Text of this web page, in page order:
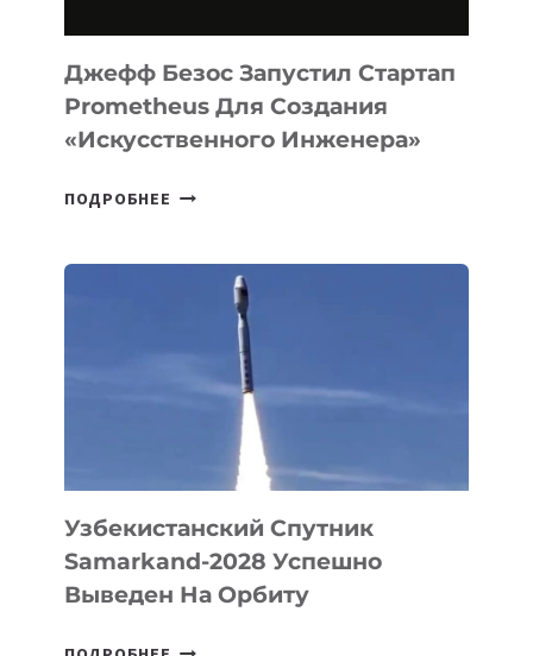
И
LINUX
Джефф Безос Запустил Стартап
Prometheus Для Создания
«искусственного Инженера»
ПОДРОБНЕЕ ДЖЕФФ
СТАРТАП
PROMETHEUS
СОЗДАНИЯ
«ИСКУССТВЕННОГО
ИНЖЕНЕРА»
Узбекистанский Спутник
Samarkand-2028 Успешно
Выведен На Орбиту
УЗБЕКИСТАНСКИЙ